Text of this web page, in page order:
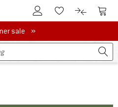
Til kundekontoenTil huskesedlen.
Til Til
salesale »